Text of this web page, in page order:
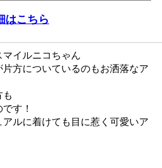
はこちら
イルニコちゃん
方についているのもお洒落なア
も
す！
ルに着けても目に惹く可愛いア